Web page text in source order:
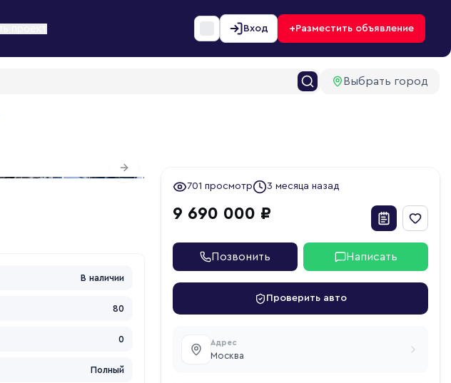
Вход + Разместить объявление
Выбрать город
Next slide
701 просмотр
3 месяца назад
9 690 000 ₽
Позвонить Написать
Проверить авто
Адрес
Москва
В наличии
80
0
Полный